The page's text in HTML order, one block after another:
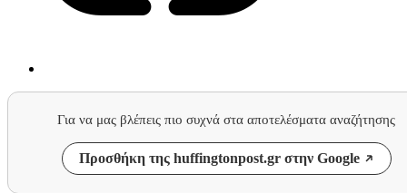
Για να μας βλέπεις πιο συχνά στα αποτελέσματα αναζήτησης
Προσθήκη της huffingtonpost.gr στην Google